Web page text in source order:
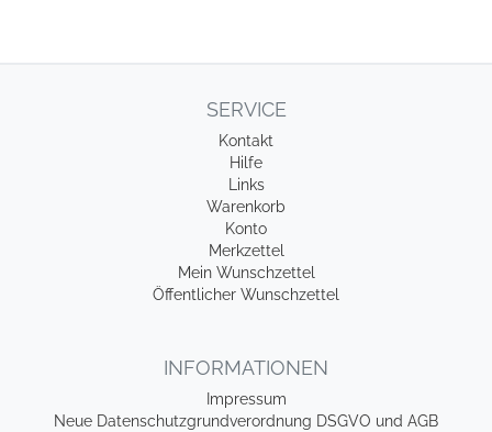
SERVICE
Kontakt
Hilfe
Links
Warenkorb
Konto
Merkzettel
Mein Wunschzettel
Öffentlicher Wunschzettel
INFORMATIONEN
Impressum
Neue Datenschutzgrundverordnung DSGVO und AGB